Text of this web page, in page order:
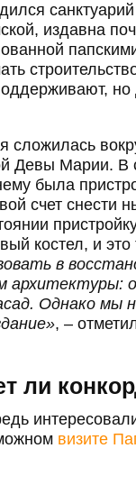
издавна
но
сложилась
Девы Марии. В
была
счет снести
костел, и это
в
архитектуры:
Однако мы
, –
ли
визите